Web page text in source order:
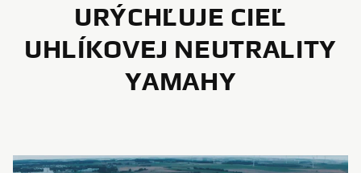
URÝCHĽUJE CIEĽ
UHLÍKOVEJ NEUTRALITY
YAMAHY